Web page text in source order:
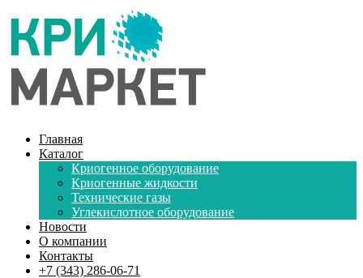
Главная
Каталог
Криогенное оборудование
Криогенные жидкости
Технические газы
Углекислотное оборудование
Новости
О компании
Контакты
+7 (343) 286-06-71